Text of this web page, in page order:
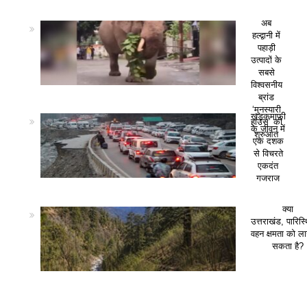
अब
हल्द्वानी में
पहाड़ी
उत्पादों के
सबसे
विश्वसनीय
ब्रांड
‘मुनस्यारी
हाउस’ की
शुरुआत
खड़कमाफी
के जीवन में
एक दशक
से विचरते
एकदंत
गजराज
क्या
उत्तराखंड,
वहन क्षमता को
सकता है?